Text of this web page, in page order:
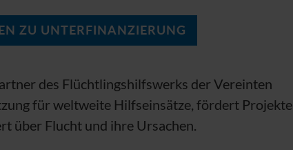
ZU UNTERFINANZIERUNG
des Flüchtlingshilfswerks der Vereinten
für weltweite Hilfseinsätze, fördert Projekte
über Flucht und ihre Ursachen.